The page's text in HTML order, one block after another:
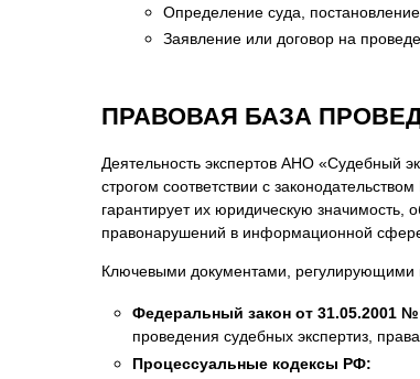
Определение суда,
Заявление или договор на
ПРАВОВАЯ БАЗА
Деятельность экспертов АНО «Судебный
строгом соответствии с
гарантирует их юридическую
правонарушений в информационной
Ключевыми документами, регулирующими
Федеральный закон от 31.05.2001
проведения судебных экспертиз,
Процессуальные кодексы РФ: